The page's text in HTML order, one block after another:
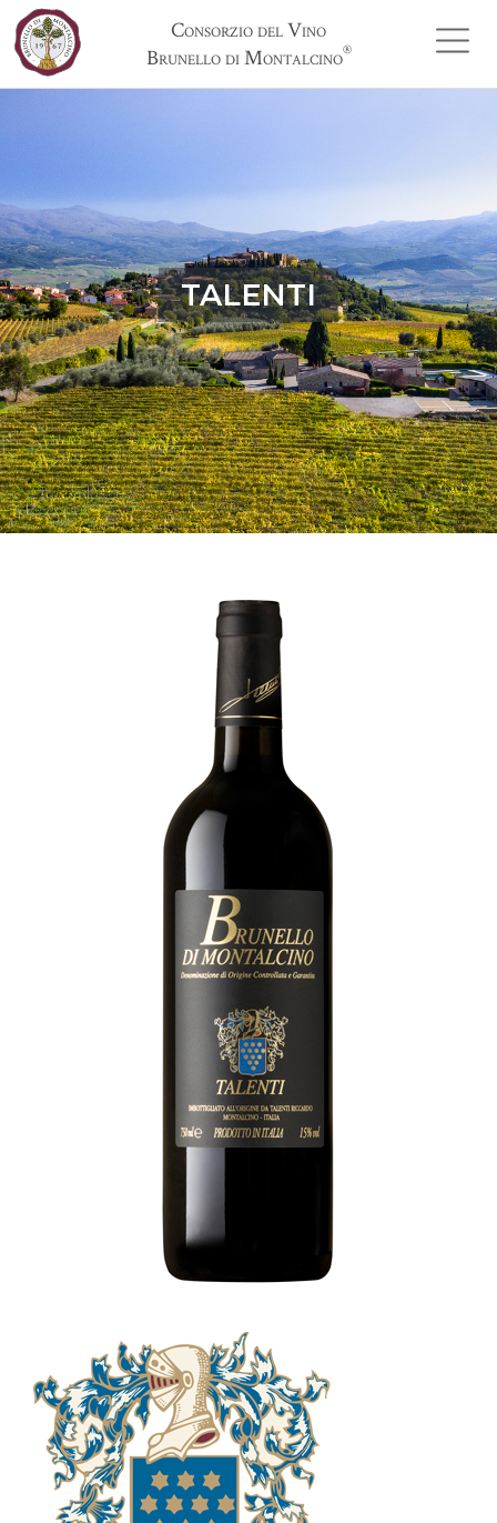
Consorzio del Vino
Brunello di Montalcino®
TALENTI